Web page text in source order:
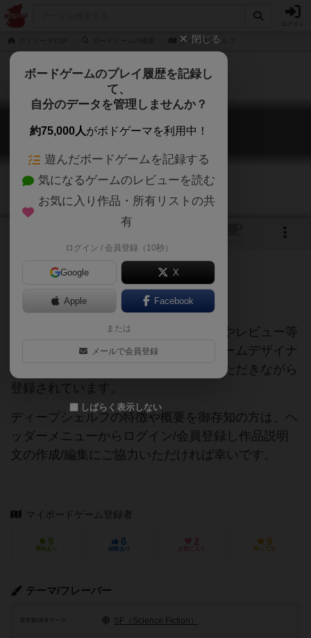
ディープシェルフ
ディープシェルフ
Deep Shelf
ご協力ください
当サイトに掲載されている作品説明文やレビュー等
の情報は、ボドゲーマ運営事務局・ゲームデザイナ
ーご本人様・有志の皆様にご協力をいただきながら
登録されています。
ディープシェルフの特徴や概要を御存知の方は、ヘ
ッダーメニューからログイン/会員登録し作品説明
文の作成/編集にご協力いただければ幸いです。
マイボードゲーム登録者
9
興味あり
6
経験あり
2
お気に入り
9
持ってる
テーマ/フレーバー
世界観/基本テーマ SF（Science Fiction）
閉じる
ボードゲームのプレイ履歴を記録し
て、
自分のデータを管理しませんか？
約75,000人がボドゲーマを利用中！
遊んだボードゲームを記録する
気になるゲームのレビューを読む
お気に入り作品・所有リストの共
有
ログイン / 会員登録（10秒）
Google X
Apple Facebook
または
メールで会員登録
しばらく表示しない